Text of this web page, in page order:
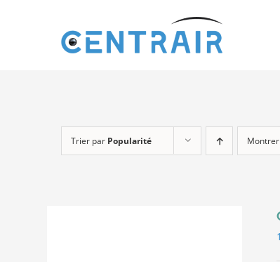
Trier par Popularité Montrer